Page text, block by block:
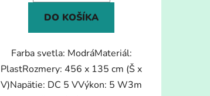
DO KOŠÍKA
Farba svetla: ModráMateriál:
PlastRozmery: 456 x 135 cm (Š x
V)Napätie: DC 5 VVýkon: 5 W3m